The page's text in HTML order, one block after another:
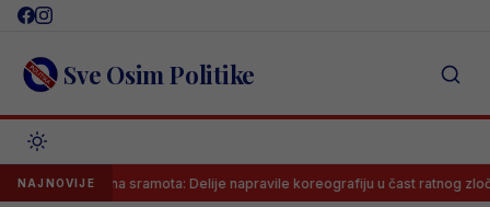
Skip
content Sve Osim Politike
NAJNOVIJE
Neviđena sramota: Delije napravile koreografiju u čast ratnog zločinca na